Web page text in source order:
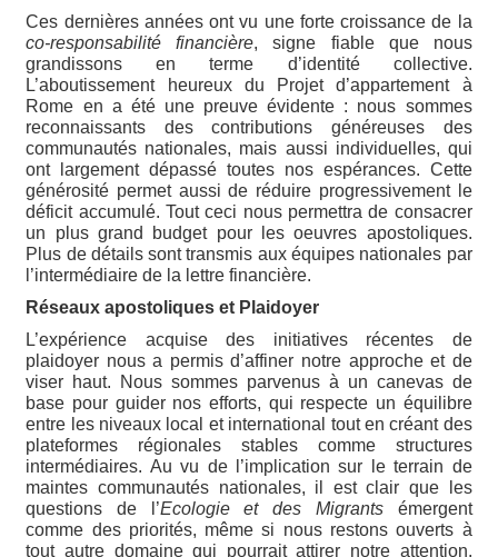
Ces dernières années ont vu une forte croissance de la
co-responsabilité financière, signe fiable que nous
grandissons en terme d’identité collective.
L’aboutissement heureux du Projet d’appartement à
Rome en a été une preuve évidente : nous sommes
reconnaissants des contributions généreuses des
communautés nationales, mais aussi individuelles, qui
ont largement dépassé toutes nos espérances. Cette
générosité permet aussi de réduire progressivement le
déficit accumulé. Tout ceci nous permettra de consacrer
un plus grand budget pour les oeuvres apostoliques.
Plus de détails sont transmis aux équipes nationales par
l’intermédiaire de la lettre financière.
Réseaux apostoliques et Plaidoyer
L’expérience acquise des initiatives récentes de
plaidoyer nous a permis d’affiner notre approche et de
viser haut. Nous sommes parvenus à un canevas de
base pour guider nos efforts, qui respecte un équilibre
entre les niveaux local et international tout en créant des
plateformes régionales stables comme structures
intermédiaires. Au vu de l’implication sur le terrain de
maintes communautés nationales, il est clair que les
questions de l’Ecologie et des Migrants émergent
comme des priorités, même si nous restons ouverts à
tout autre domaine qui pourrait attirer notre attention.